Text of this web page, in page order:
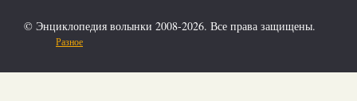
© Энциклопедия волынки 2008-2026. Все права защищены.
Разное